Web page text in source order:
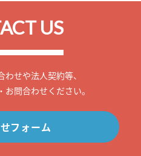
US
せや法人契約等、
問合わせください。
フォーム